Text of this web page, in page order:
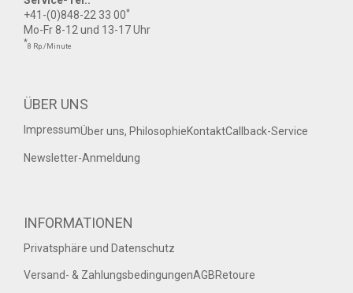
+41-(0)848-22 33 00*
Mo-Fr 8-12 und 13-17 Uhr
*8 Rp./Minute
ÜBER UNS
ImpressumÜber uns, PhilosophieKontaktCallback-Service
Newsletter-Anmeldung
INFORMATIONEN
Privatsphäre und Datenschutz
Versand- & ZahlungsbedingungenAGBRetoure